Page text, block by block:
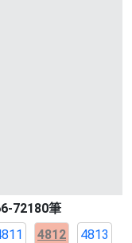
72180筆
4812
4813